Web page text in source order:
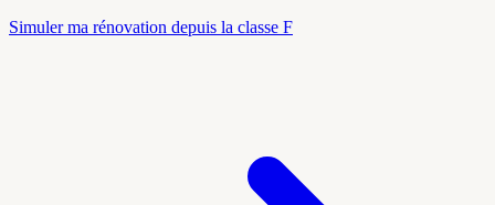
Simuler ma rénovation depuis la classe F